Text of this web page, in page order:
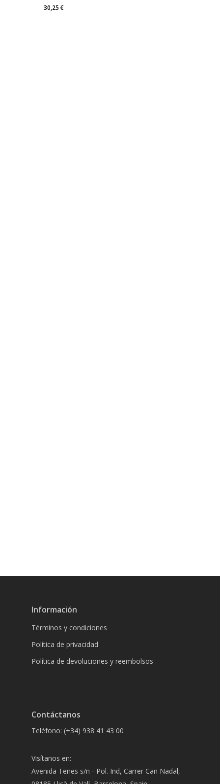
30,25€
Información
Términos y condiciones
Política de privacidad
Política de devoluciones y reembolsos
Contáctanos
Teléfono: (+34) 938 41 43 00
Visítanos en:
Avenida Tenes s/n - Pol. Ind, Carrer Can Nadal,